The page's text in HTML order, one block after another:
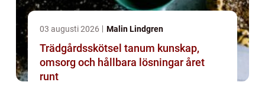
03 augusti 2026 Malin Lindgren
Trädgårdsskötsel tanum kunskap,
omsorg och hållbara lösningar året
runt